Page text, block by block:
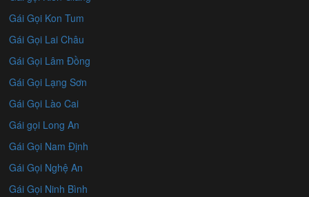
Gái Gọi Kon Tum
Gái Gọi Lai Châu
Gái Gọi Lâm Đồng
Gái Gọi Lạng Sơn
Gái Gọi Lào Cai
Gái gọi Long An
Gái Gọi Nam Định
Gái Gọi Nghệ An
Gái Gọi Ninh Bình